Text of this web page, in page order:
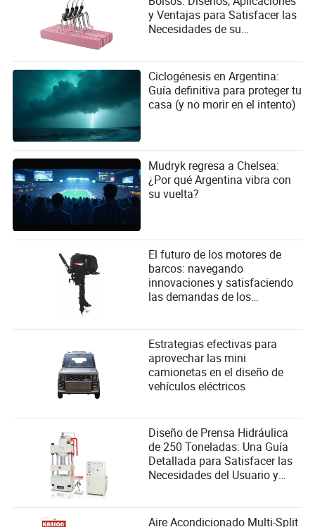
y Ventajas para Satisfacer las
Necesidades de su
Ciclogénesis en Argentina:
Guía definitiva para proteger tu
casa (y no morir en el intento)
Mudryk regresa a Chelsea:
¿Por qué Argentina vibra con
su vuelta?
El futuro de los motores de
barcos: navegando
innovaciones y satisfaciendo
las demandas de los
Estrategias efectivas para
aprovechar las mini
camionetas en el diseño de
vehículos eléctricos
Diseño de Prensa Hidráulica
de 250 Toneladas: Una Guía
Detallada para Satisfacer las
Necesidades del Usuario y
Aire Acondicionado Multi-Split